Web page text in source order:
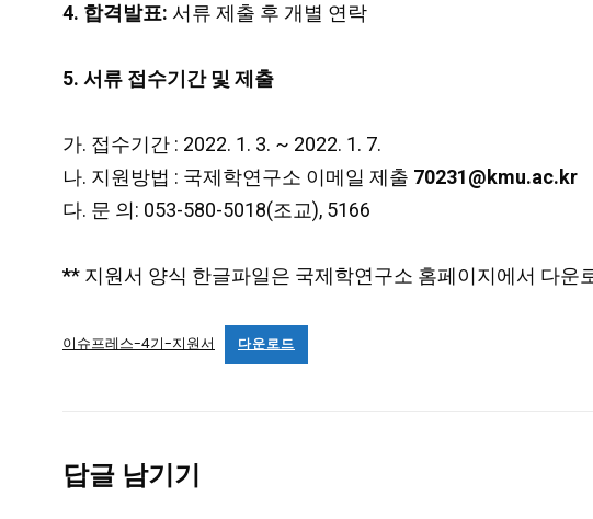
4. 합격발표: 서류 제출 후 개별 연락
5. 서류 접수기간 및 제출
가. 접수기간 : 2022. 1. 3. ~ 2022. 1. 7.
나. 지원방법 : 국제학연구소 이메일 제출 70231@kmu.ac.kr
다. 문 의: 053-580-5018(조교), 5166
** 지원서 양식 한글파일은 국제학연구소 홈페이지에서 다운
이슈프레스-4기-지원서 다운로드
답글 남기기